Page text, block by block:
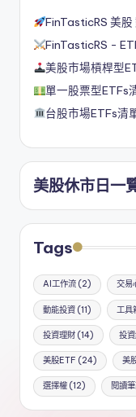
分
頁
FinTasticRS 美股
FinTasticRS -
美股市場槓桿型
單一股票型ETFs
台股市場ETFs清
美股休市日一
Tags
AI工作流 (2) 交易
動能投資 (11) 工具
投資理財 (14) 投
美股ETF (24) 美
選擇權 (12) 閱讀